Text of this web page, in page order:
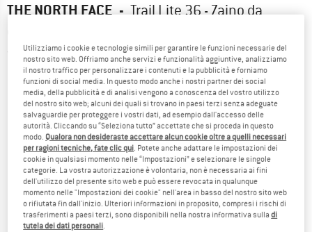
THE NORTH FACE - Trail Lite 36 - Zaino da
(0)
Utilizziamo i cookie e tecnologie simili per garantire le funzioni necessarie del
nostro sito web. Offriamo anche servizi e funzionalità aggiuntive, analizziamo
il nostro traffico per personalizzare i contenuti e la pubblicità e forniamo
funzioni di social media. In questo modo anche i nostri partner dei social
media, della pubblicità e di analisi vengono a conoscenza del vostro utilizzo
del nostro sito web; alcuni dei quali si trovano in paesi terzi senza adeguate
salvaguardie per proteggere i vostri dati, ad esempio dall'accesso delle
autorità. Cliccando su “Seleziona tutto” accettate che si proceda in questo
modo. Qualora non desideraste accettare alcun cookie oltre a quelli necessari
per ragioni tecniche, fate clic qui. Potete anche adattare le impostazioni dei
cookie in qualsiasi momento nelle “Impostazioni” e selezionare le singole
categorie. La vostra autorizzazione è volontaria, non è necessaria ai fini
dell'utilizzo del presente sito web e può essere revocata in qualunque
momento nelle "Impostazioni dei cookie" nell'area in basso del nostro sito web
o rifiutata fin dall'inizio. Ulteriori informazioni in proposito, compresi i rischi di
trasferimenti a paesi terzi, sono disponibili nella nostra informativa sulladi
tutela dei dati personali.